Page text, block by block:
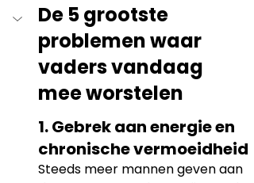
De 5 grootste
problemen waar
vaders vandaag
mee worstelen
1. Gebrek aan energie en
chronische vermoeidheid
Steeds meer mannen geven aan